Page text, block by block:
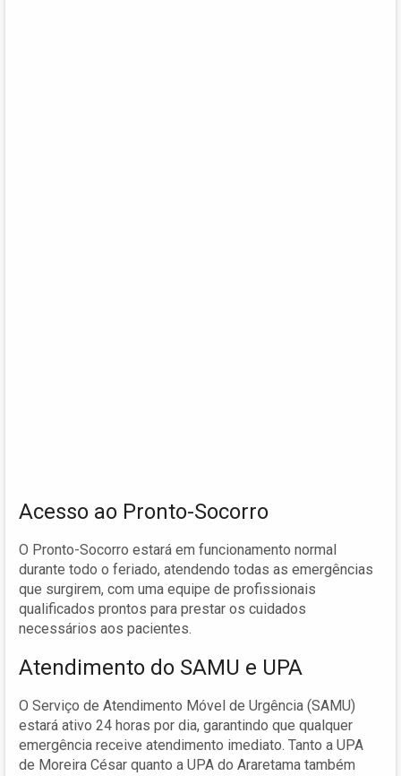
Acesso ao Pronto-Socorro
O Pronto-Socorro estará em funcionamento normal
durante todo o feriado, atendendo todas as emergências
que surgirem, com uma equipe de profissionais
qualificados prontos para prestar os cuidados
necessários aos pacientes.
Atendimento do SAMU e UPA
O Serviço de Atendimento Móvel de Urgência (SAMU)
estará ativo 24 horas por dia, garantindo que qualquer
emergência receive atendimento imediato. Tanto a UPA
de Moreira César quanto a UPA do Araretama também